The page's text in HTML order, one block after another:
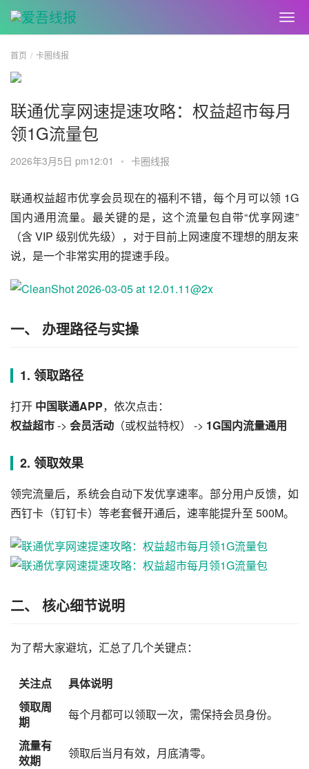
首页 卡圈线报
联通优享网速提速攻略：权益超市每月
领1G流量包
2026年3月5日 pm12:01 • 卡圈线报
联通权益超市优享会员现在的福利不错，每个月可以领 1G
国内通用流量。最关键的是，这个流量包自带“优享网速”
（含 VIP 级别优先级），对于目前上网速度不理想的朋友来
说，是一个非常实用的提速手段。
一、 办理路径与实操
1. 领取路径
打开 中国联通APP，依次点击：
权益超市 -> 会员活动 （或权益特权） -> 1G国内流量通用
2. 领取效果
领完流量后，系统会自动下发优享速率。部分用户反馈，如
西钉卡（钉钉卡）等老套餐开通后，速率能提升至 500M。
二、 核心细节说明
为了帮大家避坑，汇总了几个关键点：
关注点
具体说明
领取周
期
每个月都可以领取一次，需保持会员身份。
流量有
效期
领取后当月有效，月底清零。